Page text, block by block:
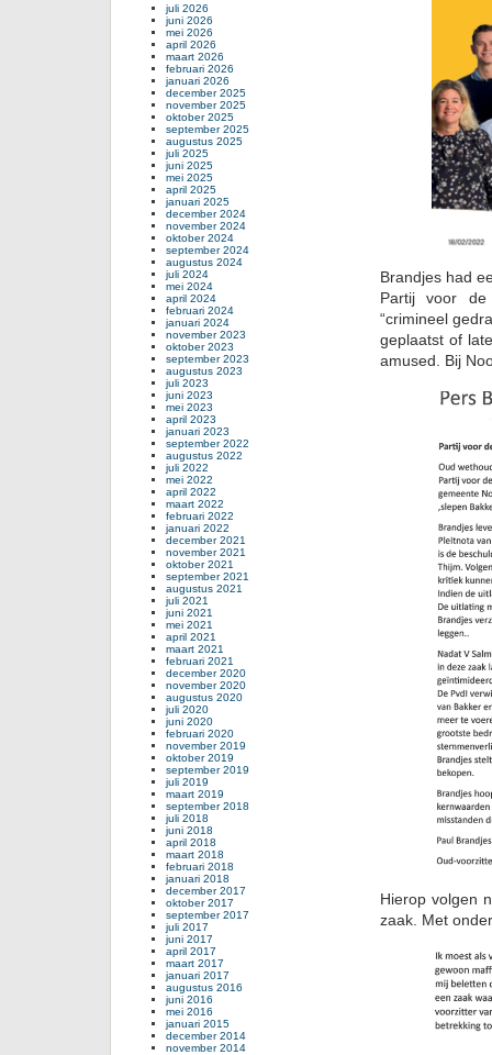
Brandjes had
Partij voor
“crimineel
geplaatst of
amused. Bij
Hierop volgen
zaak. Met
juli 2026
juni 2026
mei 2026
april 2026
maart 2026
februari 2026
januari 2026
december 2025
november 2025
oktober 2025
september 2025
augustus 2025
juli 2025
juni 2025
mei 2025
april 2025
januari 2025
december 2024
november 2024
oktober 2024
september 2024
augustus 2024
juli 2024
mei 2024
april 2024
februari 2024
januari 2024
november 2023
oktober 2023
september 2023
augustus 2023
juli 2023
juni 2023
mei 2023
april 2023
januari 2023
september 2022
augustus 2022
juli 2022
mei 2022
april 2022
maart 2022
februari 2022
januari 2022
december 2021
november 2021
oktober 2021
september 2021
augustus 2021
juli 2021
juni 2021
mei 2021
april 2021
maart 2021
februari 2021
december 2020
november 2020
augustus 2020
juli 2020
juni 2020
februari 2020
november 2019
oktober 2019
september 2019
juli 2019
maart 2019
september 2018
juli 2018
juni 2018
april 2018
maart 2018
februari 2018
januari 2018
december 2017
oktober 2017
september 2017
juli 2017
juni 2017
april 2017
maart 2017
januari 2017
augustus 2016
juni 2016
mei 2016
januari 2015
december 2014
november 2014